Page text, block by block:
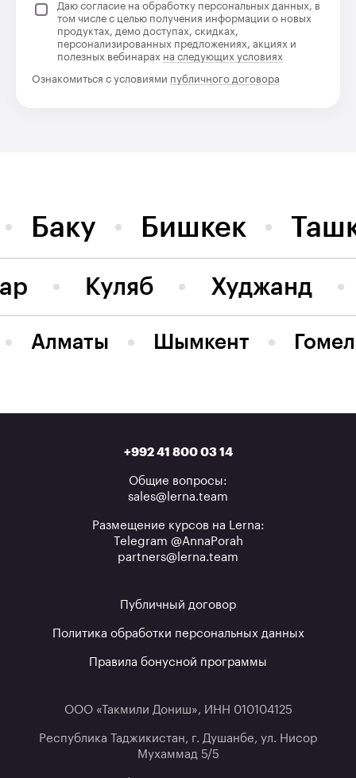
Даю согласие на обработку персональных данных, в
том числе с целью получения информации о новых
продуктах, демо доступах, скидках,
персонализированных предложениях, акциях и
полезных вебинарах на следующих условиях
Ознакомиться с условиями публичного договора
Баку Бишкек
Худжанд
Куляб
Алматы Шымкент
+992 41 800 03 14
Общие вопросы:
sales@lerna.team
Размещение курсов на Lerna:
Telegram @AnnaPorah
partners@lerna.team
Публичный договор
Политика обработки персональных данных
Правила бонусной программы
ООО «Такмили Дониш», ИНН 010104125
Республика Таджикистан, г. Душанбе, ул. Нисор
Мухаммад 5/5